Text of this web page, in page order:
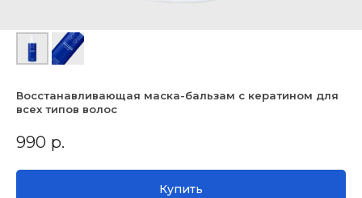
Восстанавливающая маска-бальзам с кератином для
всех типов волос
990 р.
Купить